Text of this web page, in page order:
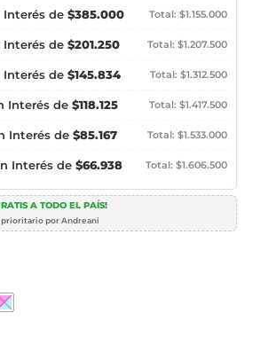
de $385.000 Total: $1.155.000
de $201.250 Total: $1.207.500
de $145.834 Total: $1.312.500
Interés de $118.125 Total: $1.417.500
Interés de $85.167 Total: $1.533.000
Interés de $66.938 Total: $1.606.500
A TODO EL PAÍS!
prioritario por Andreani